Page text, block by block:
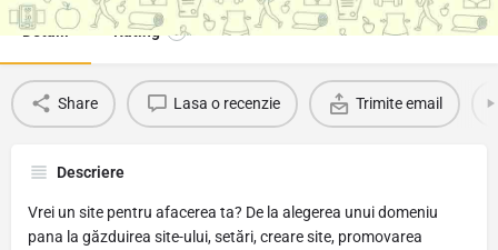
Detalii Rating 0
Share Lasa o recenzie Trimite email
Descriere
Vrei un site pentru afacerea ta? De la alegerea unui domeniu
pana la găzduirea site-ului, setări, creare site, promovarea